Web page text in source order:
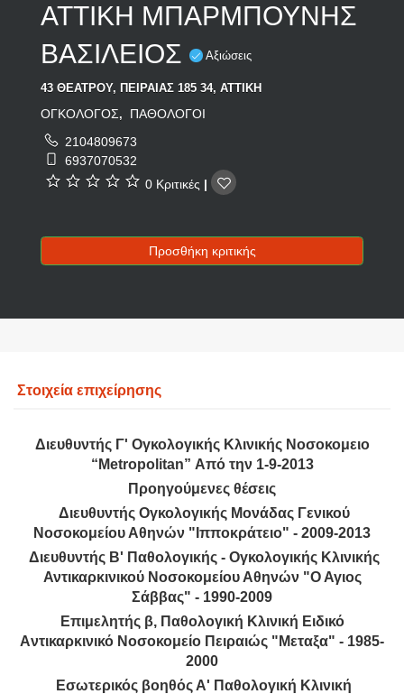
ΑΤΤΙΚΗ ΜΠΑΡΜΠΟΥΝΗΣ
ΒΑΣΙΛΕΙΟΣ
Αξιώσεις
43 ΘΕΑΤΡΟΥ, ΠΕΙΡΑΙΑΣ 185 34, ΑΤΤΙΚΗ
ΟΓΚΟΛΟΓΟΣ, ΠΑΘΟΛΟΓΟΙ
2104809673
6937070532
0 Κριτικές |
Προσθήκη κριτικής
Στοιχεία επιχείρησης
Διευθυντής Γ' Ογκολογικής Kλινικής Nοσοκομειο
“Metropolitan” Από την 1-9-2013
Προηγούμενες θέσεις
Διευθυντής Oγκολογικής Mονάδας Γενικού
Νοσοκομείου Αθηνών "Ιπποκράτειο" - 2009-2013
Διευθυντής Β' Παθολογικής - Ογκολογικής Κλινικής
Αντικαρκινικού Νοσοκομείου Αθηνών "Ο Αγιος
Σάββας" - 1990-2009
Επιμελητής β, Παθολογική Κλινική Eιδικό
Aντικαρκινικό Νοσοκομείο Πειραιώς "Μεταξα" - 1985-
2000
Εσωτερικός βοηθός Α' Παθολογική Κλινική